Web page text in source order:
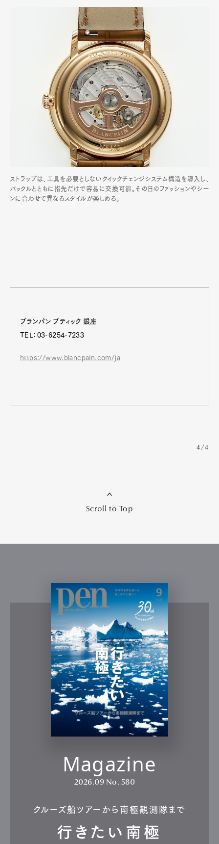
ストラップは、工具を必要としないクイックチェンジシステム構造を導入し、
バックルとともに指先だけで容易に交換可能。その日のファッションやシー
ンに合わせて異なるスタイルが楽しめる。
ブランパン ブティック 銀座
TEL：03-6254-7233
https://www.blancpain.com/ja
4/4
Scroll to Top
Magazine
2026.09 No. 580
クルーズ船ツアーから南極観測隊まで
行きたい南極